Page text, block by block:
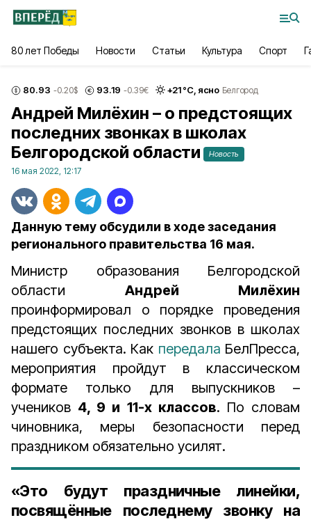
80 лет Победы Новости Статьи Культура Спорт
80.93 -0.20$ 93.19 -0.39€ +21°С, ясно Белгород
Андрей Милёхин – о предстоящих
последних звонках в школах
Белгородской области
Новость
16 мая 2022, 12:17
Данную тему обсудили в ходе заседания
регионального правительства 16 мая.
Министр образования Белгородской
области Андрей Милёхин
проинформировал о порядке проведения
предстоящих последних звонков в школах
нашего субъекта. Как передала БелПресса,
мероприятия пройдут в классическом
формате только для выпускников –
учеников 4, 9 и 11-х классов. По словам
чиновника, меры безопасности перед
праздником обязательно усилят.
«Это будут праздничные линейки,
посвящённые последнему звонку на